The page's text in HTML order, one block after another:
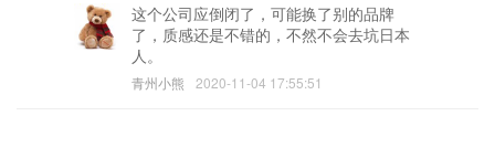
这个公司应倒闭了，可能换了别的品牌
了，质感还是不错的，不然不会去坑日本
人。
青州小熊 2020-11-04 17:55:51